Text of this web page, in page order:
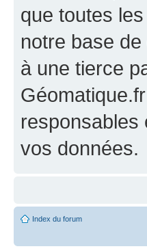
que toutes
notre base
à une tierce
responsables
vos données.
Index du forum